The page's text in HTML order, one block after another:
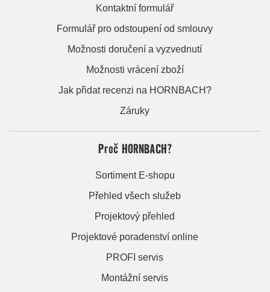
Kontaktní formulář
Formulář pro odstoupení od smlouvy
Možnosti doručení a vyzvednutí
Možnosti vrácení zboží
Jak přidat recenzi na HORNBACH?
Záruky
Proč HORNBACH?
Sortiment E-shopu
Přehled všech služeb
Projektový přehled
Projektové poradenství online
PROFI servis
Montážní servis